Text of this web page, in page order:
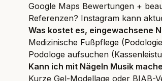
Google Maps Bewertungen +
Referenzen? Instagram kann
Was kostet es, eingewachsene
Medizinische Fußpflege
Podologe aufsuchen
Kann ich mit Nägeln Musik
Kurze Gel-Modellage oder BIAB-